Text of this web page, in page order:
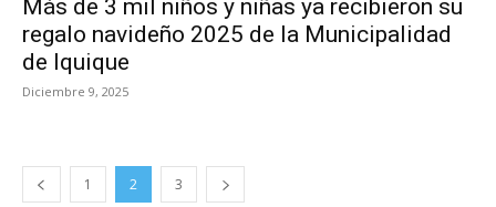
Más de 3 mil niños y niñas ya recibieron su
regalo navideño 2025 de la Municipalidad
de Iquique
Diciembre 9, 2025
1 2 3